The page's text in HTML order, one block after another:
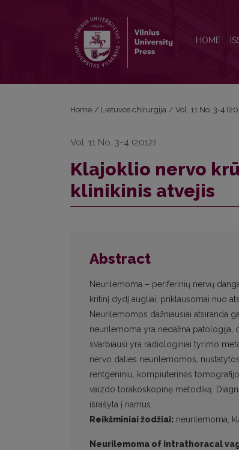
HOME
Home / Lietuvos chirurgija / Vol. 11 No. 3-4
Vol. 11 No. 3-4 (2012)
Klajoklio nervo
klinikinis atvejis
Abstract
Neurilemoma – periferinių nervų
kritinį dydį augliai, priklausomai nuo
Neurilemomos dažniausiai atsiranda
neurilemoma yra nedažna patologija,
svarbiausi yra radiologiniai tyrimo
nervo dalies neurilemomos,
rentgeniniu, kompiuterinės
vaizdo torakoskopinę metodiką.
išrašyta į namus.
Reikšminiai žodžiai: neurilemoma,
Neurilemoma of intrathoracal